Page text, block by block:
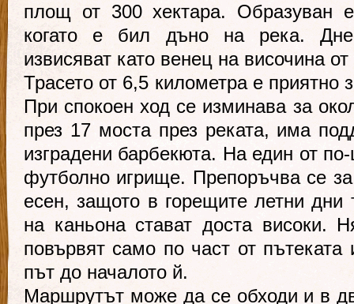
площ от 300 хектара. Образуван
когато е бил дъно на река.
извисяват като венец на височина
Трасето от 6,5 километра е приятно
При спокоен ход се изминава за
през 17 моста през реката, има
изградени барбекюта. На един от
футболно игрище. Препоръчва се
есен, защото в горещите летни дни
на каньона стават доста високи.
повървят само по част от
път до началото й.
Маршрутът може да се обходи и в